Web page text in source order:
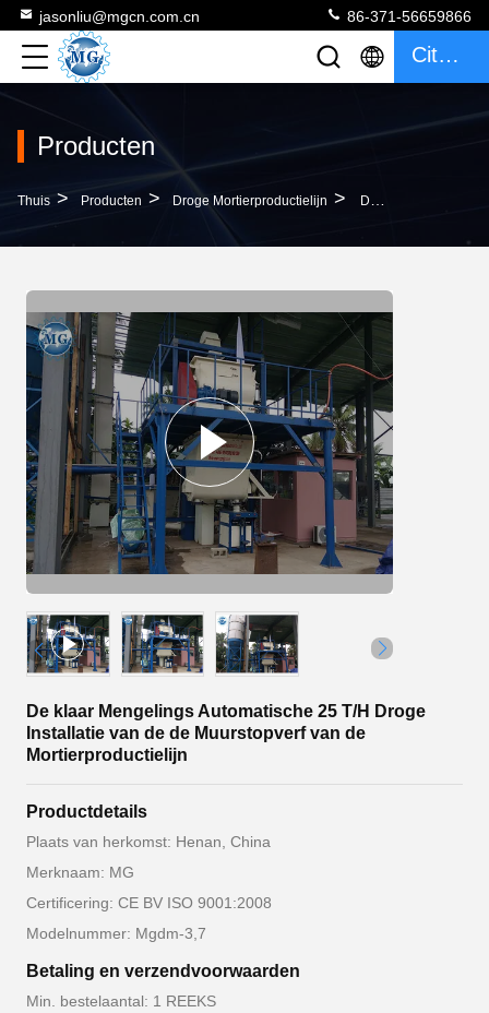
jasonliu@mgcn.com.cn 86-371-56659866
Citaat
Producten
Thuis > Producten > Droge Mortierproductielijn > De Klaar Mengelings Automatische 25 T/H Droge Installatie Van De De Muurstopverf Van De Mortierproductielijn
De klaar Mengelings Automatische 25 T/H Droge
Installatie van de de Muurstopverf van de
Mortierproductielijn
Productdetails
Plaats van herkomst: Henan, China
Merknaam: MG
Certificering: CE BV ISO 9001:2008
Modelnummer: Mgdm-3,7
Betaling en verzendvoorwaarden
Min. bestelaantal: 1 REEKS